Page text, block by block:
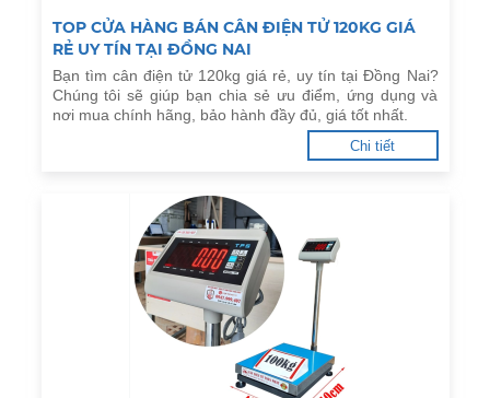
TOP CỬA HÀNG BÁN CÂN ĐIỆN TỬ 120KG GIÁ
RẺ UY TÍN TẠI ĐỒNG NAI
Bạn tìm cân điện tử 120kg giá rẻ, uy tín tại Đồng Nai?
Chúng tôi sẽ giúp bạn chia sẻ ưu điểm, ứng dụng và
nơi mua chính hãng, bảo hành đầy đủ, giá tốt nhất.
Chi tiết